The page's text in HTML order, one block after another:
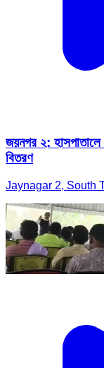
জয়নগর ২: হাসপাতালে
বিতরণ
Jaynagar 2, South